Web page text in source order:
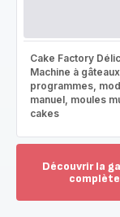
Cake Factory
Machine à
programmes,
manuel, moules
cakes
Découvrir la
complète